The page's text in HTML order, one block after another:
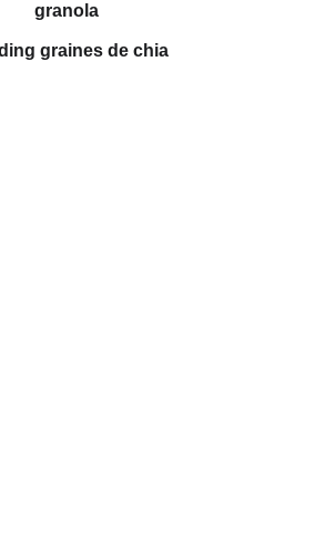
granola
graines de chia